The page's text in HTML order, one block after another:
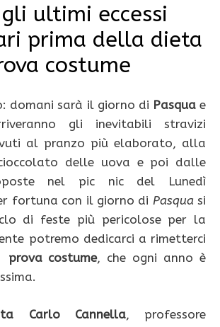
gli ultimi eccessi
prima della dieta
costume
domani sarà il giorno di Pasquae
gli inevitabili stravizi
al pranzo più elaborato, alla
delle uova e poi dalle
nel pic nic del Lunedì
fortuna con il giorno di Pasqua si
di feste più pericolose per la
potremo dedicarci a rimetterci
prova costume, che ogni anno è
Carlo Cannella, professore